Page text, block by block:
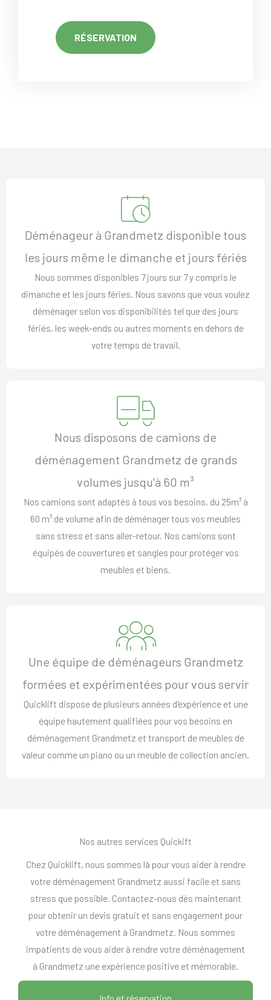
RÉSERVATION
Déménageur à Grandmetz disponible tous
les jours même le dimanche et jours fériés
Nous sommes disponibles 7 jours sur 7 y compris le
dimanche et les jours féries. Nous savons que vous voulez
déménager selon vos disponibilités tel que des jours
fériés, les week-ends ou autres moments en dehors de
votre temps de travail.
Nous disposons de camions de
déménagement Grandmetz de grands
volumes jusqu'à 60 m³
Nos camions sont adaptés à tous vos besoins, du 25m³ à
60 m³ de volume afin de déménager tous vos meubles
sans stress et sans aller-retour. Nos camions sont
équipés de couvertures et sangles pour protéger vos
meubles et biens.
Une équipe de déménageurs Grandmetz
formées et expérimentées pour vous servir
Quicklift dispose de plusieurs années d'expérience et une
équipe hautement qualifiées pour vos besoins en
déménagement Grandmetz et transport de meubles de
valeur comme un piano ou un meuble de collection ancien.
Nos autres services Quickift
Chez Quicklift, nous sommes là pour vous aider à rendre
votre déménagement Grandmetz aussi facile et sans
stress que possible. Contactez-nous dès maintenant
pour obtenir un devis gratuit et sans engagement pour
votre déménagement à Grandmetz. Nous sommes
impatients de vous aider à rendre votre déménagement
à Grandmetz une expérience positive et mémorable.